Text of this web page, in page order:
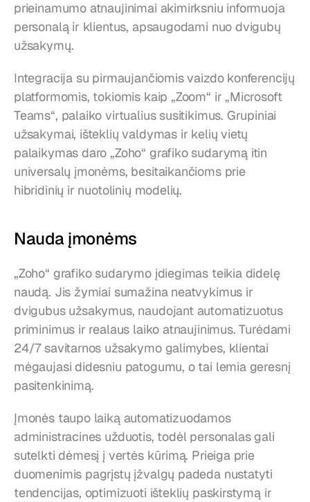
prieinamumo atnaujinimai akimirksniu informuoja
personalą ir klientus, apsaugodami nuo dvigubų
užsakymų.
Integracija su pirmaujančiomis vaizdo konferencijų
platformomis, tokiomis kaip „Zoom“ ir „Microsoft
Teams“, palaiko virtualius susitikimus. Grupiniai
užsakymai, išteklių valdymas ir kelių vietų
palaikymas daro „Zoho“ grafiko sudarymą itin
universalų įmonėms, besitaikančioms prie
hibridinių ir nuotolinių modelių.
Nauda įmonėms
„Zoho“ grafiko sudarymo įdiegimas teikia didelę
naudą. Jis žymiai sumažina neatvykimus ir
dvigubus užsakymus, naudojant automatizuotus
priminimus ir realaus laiko atnaujinimus. Turėdami
24/7 savitarnos užsakymo galimybes, klientai
mėgaujasi didesniu patogumu, o tai lemia geresnį
pasitenkinimą.
Įmonės taupo laiką automatizuodamos
administracines užduotis, todėl personalas gali
sutelkti dėmesį į vertės kūrimą. Prieiga prie
duomenimis pagrįstų įžvalgų padeda nustatyti
tendencijas, optimizuoti išteklių paskirstymą ir